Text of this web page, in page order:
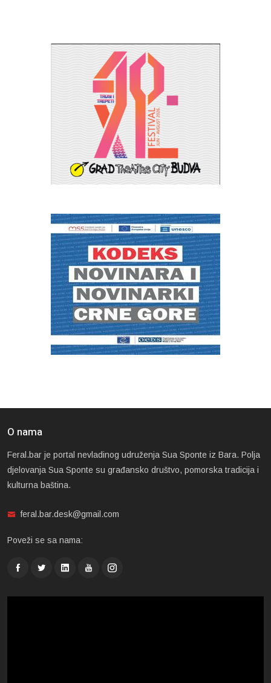
O nama
Feral.bar je portal nevladinog udruženja Sua Sponte iz Bara. Polja
djelovanja Sua Sponte su građansko društvo, pomorska tradicija i
kulturna baština.
feral.bar.desk@gmail.com
Poveži se sa nama: